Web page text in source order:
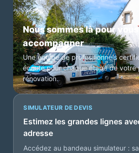
Nous sommes là pour vous
accompagner
Une équipe de professionnels
écoute pour chaque étape de votre
rénovation.
SIMULATEUR DE DEVIS
Estimez les grandes lignes
adresse
Accédez au bandeau simulateur :